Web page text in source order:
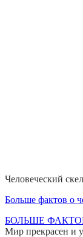
Человеческий
Больше фактов о
БОЛЬШЕ
Мир прекрасен и